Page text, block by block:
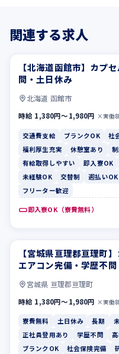
関連する求人
交通費支給 ブランクOK
【北海道函館市】カプ
問・土日休み
北海道 函館市
時給 1,380円〜1,980円 ×実働
交通費支給 ブランクOK 社
福利厚生充実
休憩室あり
有給取得しやすい
即入寮OK
未経験OK
交替制 週払いOK
フリーター歓迎
即入寮OK（寮費無料）
寮費無料 土日休み
【宮城県亘理郡亘理町
エアコン完備・学歴不問
宮城県 亘理郡亘理町
時給 1,380円〜1,980円 ×実働
寮費無料 土日休み 長期
正社員登用あり
学歴不問
ブランクOK
社会保険完備